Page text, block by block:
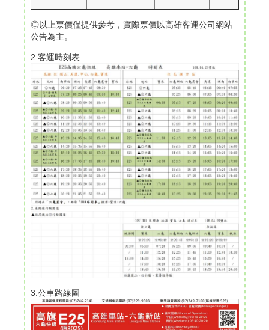
◎以上票價僅提供參考，實際票價以高雄客運公司網站
公告為主。
2.客運時刻表
3.公車路線圖